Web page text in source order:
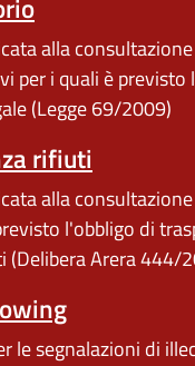
alla
per i quali è previsto
(Legge 69/2009)
rifiuti
alla
l'obbligo di
(Delibera Arera 444/
le segnalazioni di